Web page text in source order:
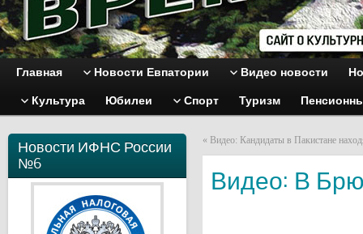
Главная Новости Евпатории Видео новости
Культура Юбилеи Спорт Туризм
Новости ИФНС России
№6
« Видео: Кандидаты в Пакистане
Видео: В